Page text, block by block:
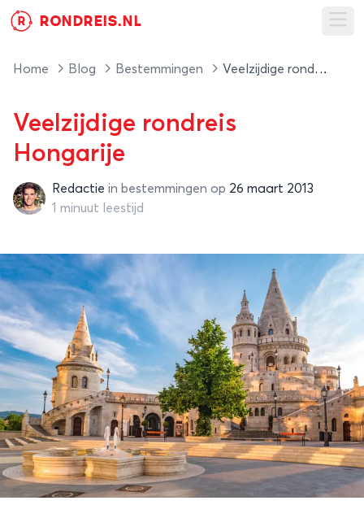
R RONDREIS.NL
Home Blog Bestemmingen Veelzijdige rondreis Hongarije
Veelzijdige rondreis
Hongarije
RedactieRedactie in bestemmingen op 26 maart 2013
1 minuut leestijd